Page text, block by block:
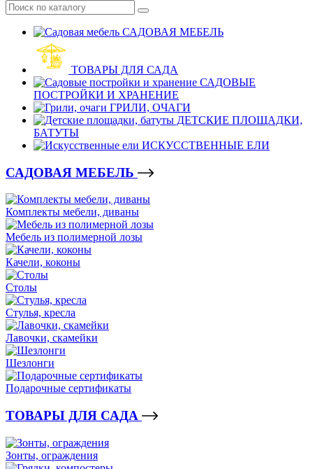
САДОВАЯ МЕБЕЛЬ
ТОВАРЫ ДЛЯ САДА
САДОВЫЕ
ПОСТРОЙКИ И ХРАНЕНИЕ
ГРИЛИ, ОЧАГИ
ДЕТСКИЕ ПЛОЩАДКИ,
БАТУТЫ
ИСКУССТВЕННЫЕ ЕЛИ
САДОВАЯ МЕБЕЛЬ
Комплекты мебели, диваны
Мебель из полимерной лозы
Качели, коконы
Столы
Стулья, кресла
Лавочки, скамейки
Шезлонги
Подарочные сертификаты
ТОВАРЫ ДЛЯ САДА
Зонты, ограждения